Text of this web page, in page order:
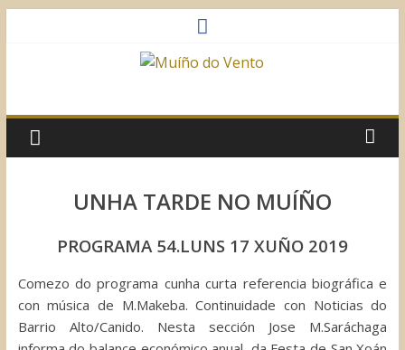
do
Vento
Sociocultural
UNHA TARDE NO MUÍÑO
PROGRAMA 54.LUNS 17 XUÑO 2019
Comezo do programa cunha curta referencia biográfica e
con música de M.Makeba. Continuidade con Noticias do
Barrio Alto/Canido. Nesta sección Jose M.Saráchaga